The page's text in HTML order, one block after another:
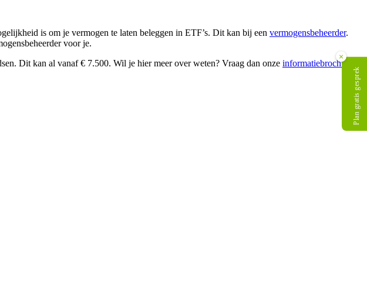
is om je vermogen te laten beleggen in ETF’s. Dit kan bij een vermogensbeheerder.
voor je.
Dit kan al vanaf € 7.500. Wil je hier meer over weten? Vraag dan onze informatiebrochure
×
Plan gratis gesprek